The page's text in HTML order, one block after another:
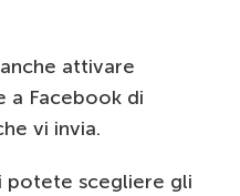
attivare
a Facebook di
vi invia.
potete scegliere gli